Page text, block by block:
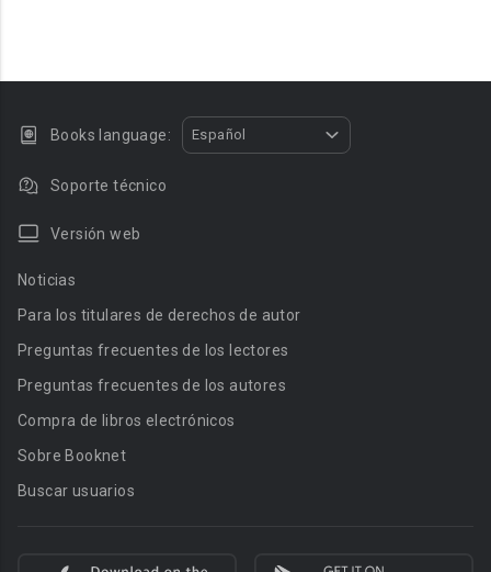
Books language: Español
Soporte técnico
Versión web
Noticias
Para los titulares de derechos de autor
Preguntas frecuentes de los lectores
Preguntas frecuentes de los autores
Compra de libros electrónicos
Sobre Booknet
Buscar usuarios